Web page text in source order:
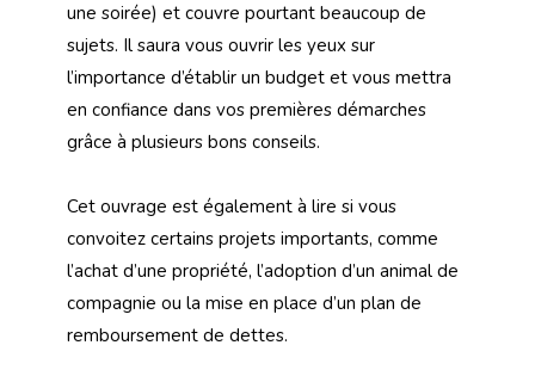
une soirée) et couvre pourtant beaucoup de
sujets. Il saura vous ouvrir les yeux sur
l’importance d’établir un budget et vous mettra
en confiance dans vos premières démarches
grâce à plusieurs bons conseils.
Cet ouvrage est également à lire si vous
convoitez certains projets importants, comme
l’achat d’une propriété, l’adoption d’un animal de
compagnie ou la mise en place d’un plan de
remboursement de dettes.